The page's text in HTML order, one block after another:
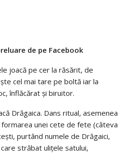
de pe Facebook
joacă pe cer la răsărit, de
cel mai tare pe boltă iar la
înflăcărat și biruitor.
Drăgaica. Dans ritual, asemenea
formarea unei cete de fete (câteva
purtând numele de Drăgaici,
străbat ulițele satului,